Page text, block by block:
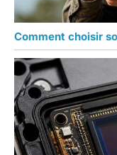
Comment choisir